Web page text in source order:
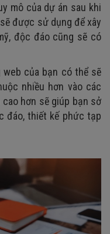
mô của dự án sau khi
được sử dụng để xây
độc đáo cũng sẽ có
của bạn có thể sẽ
nhiều hơn vào các
hơn sẽ giúp bạn sở
đáo, thiết kế phức tạp